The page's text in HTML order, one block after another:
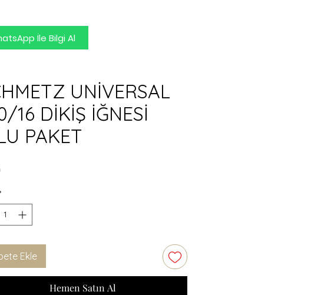
UNİVERSAL
16 DİKİŞ İĞNESİ
PAKET
Ekle
Hemen Satın Al
İle Bilgi Al